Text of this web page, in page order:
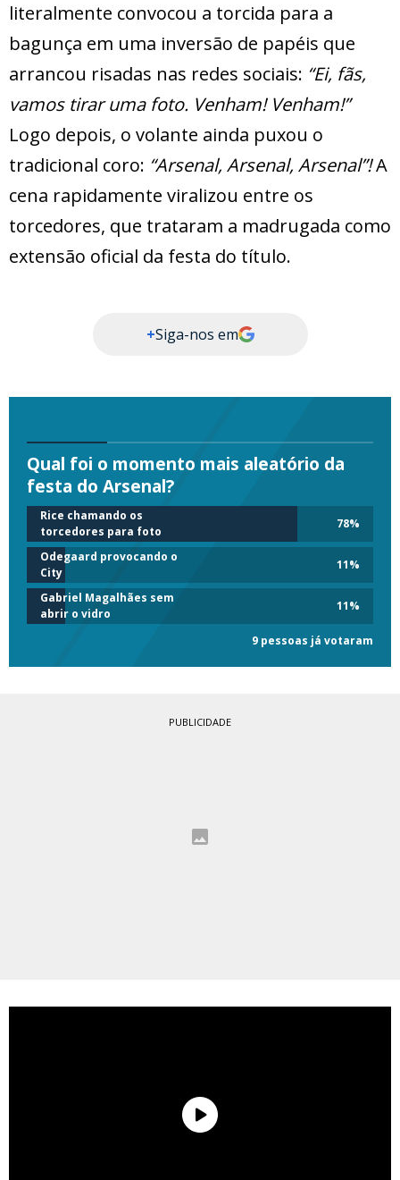
literalmente convocou a torcida para a
bagunça em uma inversão de papéis que
arrancou risadas nas redes sociais: “Ei, fãs,
vamos tirar uma foto. Venham! Venham!”
Logo depois, o volante ainda puxou o
tradicional coro: “Arsenal, Arsenal, Arsenal”!A
cena rapidamente viralizou entre os
torcedores, que trataram a madrugada como
extensão oficial da festa do título.
+Siga-nos em
Qual foi o momento mais aleatório da
festa do Arsenal?
Rice chamando os
torcedores para foto
78%
Odegaard provocando o
City
11%
Gabriel Magalhães sem
abrir o vidro
11%
9 pessoas já votaram
PUBLICIDADE